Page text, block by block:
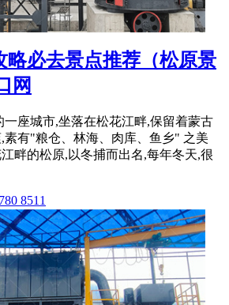
略必去景点推荐（松原景
网
一座城市,坐落在松花江畔,保留着蒙古
素有"粮仓、林海、肉库、鱼乡" 之美
畔的松原,以冬捕而出名,每年冬天,很
8511